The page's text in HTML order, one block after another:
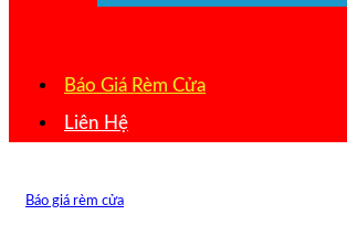
Báo Giá Rèm Cửa
Liên Hệ
Báo giá rèm cửa